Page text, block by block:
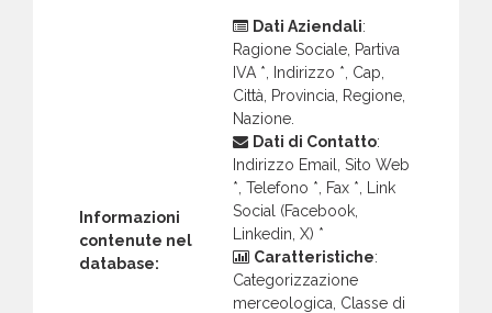
Informazioni
contenute nel
database:
Dati Aziendali:
Ragione Sociale, Partiva
IVA *, Indirizzo *, Cap,
Città, Provincia, Regione,
Nazione.
Dati di Contatto:
Indirizzo Email, Sito Web
*, Telefono *, Fax *, Link
Social (Facebook,
Linkedin, X) *
Caratteristiche:
Categorizzazione
merceologica, Classe di